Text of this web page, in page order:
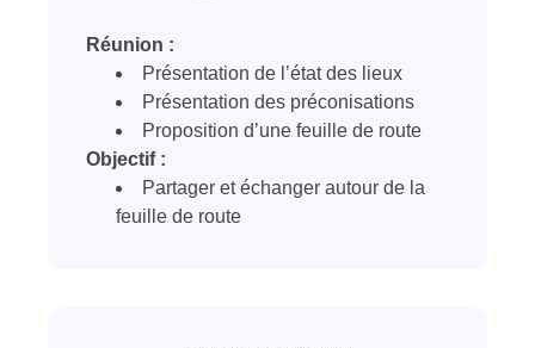
Réunion :
Présentation de l’état des lieux
Présentation des préconisations
Proposition d’une feuille de route
Objectif :
Partager et échanger autour de la
feuille de route